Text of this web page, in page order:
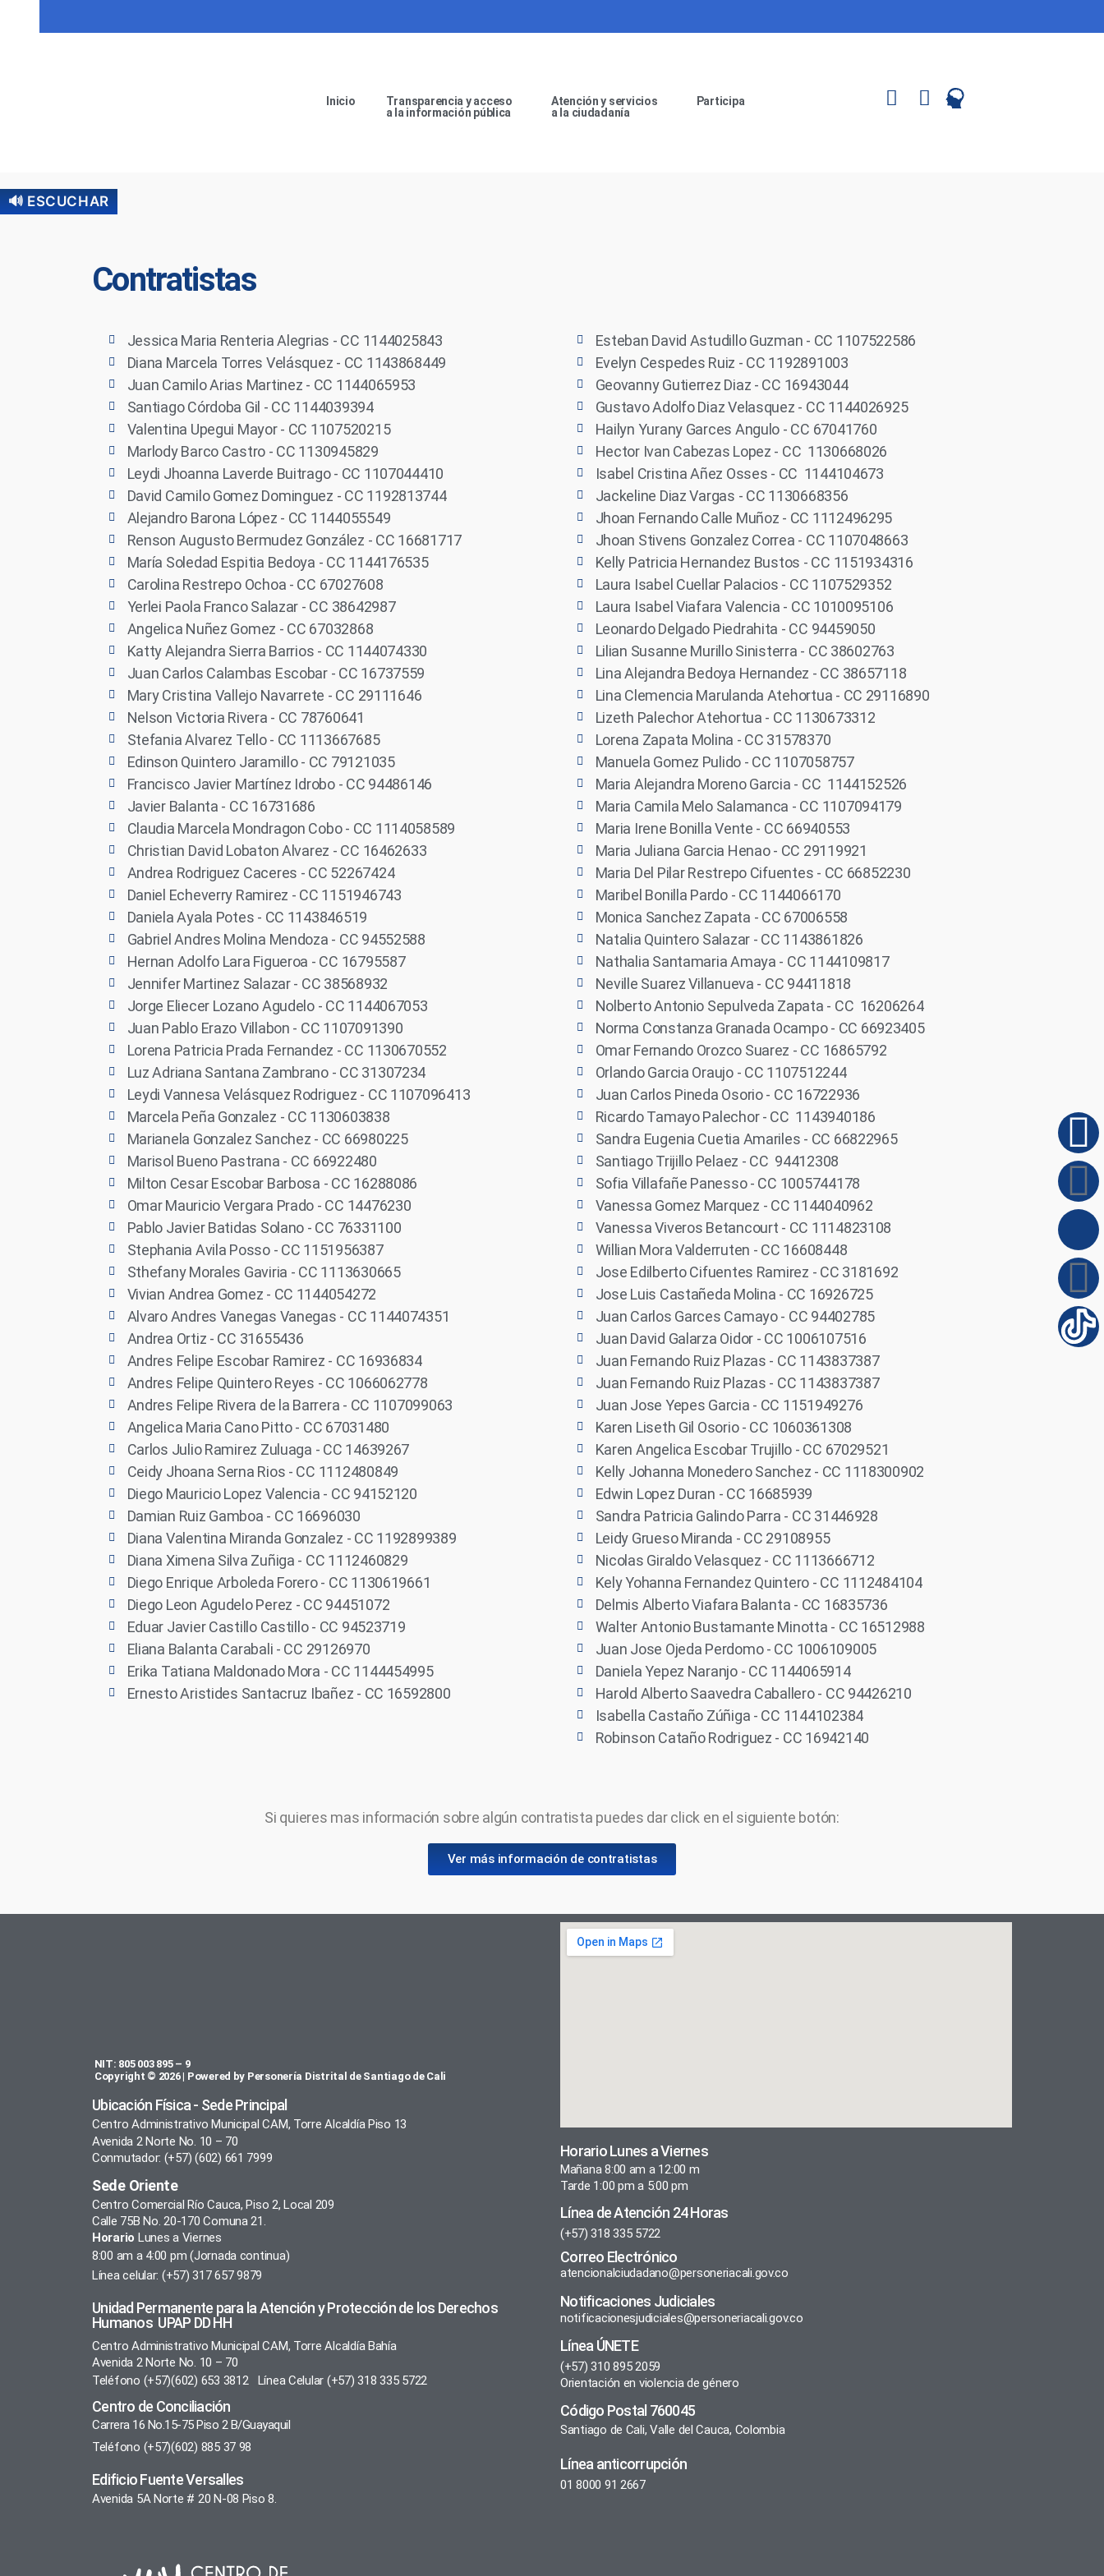
Inicio
Transparencia y acceso
a la información pública
Atención y servicios
a la ciudadanía
Participa
🔊 ESCUCHAR
Contratistas
Jessica Maria Renteria Alegrias - CC 1144025843
Diana Marcela Torres Velásquez - CC 1143868449
Juan Camilo Arias Martinez - CC 1144065953
Santiago Córdoba Gil - CC 1144039394
Valentina Upegui Mayor - CC 1107520215
Marlody Barco Castro - CC 1130945829
Leydi Jhoanna Laverde Buitrago - CC 1107044410
David Camilo Gomez Dominguez - CC 1192813744
Alejandro Barona López - CC 1144055549
Renson Augusto Bermudez González - CC 16681717
María Soledad Espitia Bedoya - CC 1144176535
Carolina Restrepo Ochoa - CC 67027608
Yerlei Paola Franco Salazar - CC 38642987
Angelica Nuñez Gomez - CC 67032868
Katty Alejandra Sierra Barrios - CC 1144074330
Juan Carlos Calambas Escobar - CC 16737559
Mary Cristina Vallejo Navarrete - CC 29111646
Nelson Victoria Rivera - CC 78760641
Stefania Alvarez Tello - CC 1113667685
Edinson Quintero Jaramillo - CC 79121035
Francisco Javier Martínez Idrobo - CC 94486146
Javier Balanta - CC 16731686
Claudia Marcela Mondragon Cobo - CC 1114058589
Christian David Lobaton Alvarez - CC 16462633
Andrea Rodriguez Caceres - CC 52267424
Daniel Echeverry Ramirez - CC 1151946743
Daniela Ayala Potes - CC 1143846519
Gabriel Andres Molina Mendoza - CC 94552588
Hernan Adolfo Lara Figueroa - CC 16795587
Jennifer Martinez Salazar - CC 38568932
Jorge Eliecer Lozano Agudelo - CC 1144067053
Juan Pablo Erazo Villabon - CC 1107091390
Lorena Patricia Prada Fernandez - CC 1130670552
Luz Adriana Santana Zambrano - CC 31307234
Leydi Vannesa Velásquez Rodriguez - CC 1107096413
Marcela Peña Gonzalez - CC 1130603838
Marianela Gonzalez Sanchez - CC 66980225
Marisol Bueno Pastrana - CC 66922480
Milton Cesar Escobar Barbosa - CC 16288086
Omar Mauricio Vergara Prado - CC 14476230
Pablo Javier Batidas Solano - CC 76331100
Stephania Avila Posso - CC 1151956387
Sthefany Morales Gaviria - CC 1113630665
Vivian Andrea Gomez - CC 1144054272
Alvaro Andres Vanegas Vanegas - CC 1144074351
Andrea Ortiz - CC 31655436
Andres Felipe Escobar Ramirez - CC 16936834
Andres Felipe Quintero Reyes - CC 1066062778
Andres Felipe Rivera de la Barrera - CC 1107099063
Angelica Maria Cano Pitto - CC 67031480
Carlos Julio Ramirez Zuluaga - CC 14639267
Ceidy Jhoana Serna Rios - CC 1112480849
Diego Mauricio Lopez Valencia - CC 94152120
Damian Ruiz Gamboa - CC 16696030
Diana Valentina Miranda Gonzalez - CC 1192899389
Diana Ximena Silva Zuñiga - CC 1112460829
Diego Enrique Arboleda Forero - CC 1130619661
Diego Leon Agudelo Perez - CC 94451072
Eduar Javier Castillo Castillo - CC 94523719
Eliana Balanta Carabali - CC 29126970
Erika Tatiana Maldonado Mora - CC 1144454995
Ernesto Aristides Santacruz Ibañez - CC 16592800
Esteban David Astudillo Guzman - CC 1107522586
Evelyn Cespedes Ruiz - CC 1192891003
Geovanny Gutierrez Diaz - CC 16943044
Gustavo Adolfo Diaz Velasquez - CC 1144026925
Hailyn Yurany Garces Angulo - CC 67041760
Hector Ivan Cabezas Lopez - CC 1130668026
Isabel Cristina Añez Osses - CC 1144104673
Jackeline Diaz Vargas - CC 1130668356
Jhoan Fernando Calle Muñoz - CC 1112496295
Jhoan Stivens Gonzalez Correa - CC 1107048663
Kelly Patricia Hernandez Bustos - CC 1151934316
Laura Isabel Cuellar Palacios - CC 1107529352
Laura Isabel Viafara Valencia - CC 1010095106
Leonardo Delgado Piedrahita - CC 94459050
Lilian Susanne Murillo Sinisterra - CC 38602763
Lina Alejandra Bedoya Hernandez - CC 38657118
Lina Clemencia Marulanda Atehortua - CC 29116890
Lizeth Palechor Atehortua - CC 1130673312
Lorena Zapata Molina - CC 31578370
Manuela Gomez Pulido - CC 1107058757
Maria Alejandra Moreno Garcia - CC 1144152526
Maria Camila Melo Salamanca - CC 1107094179
Maria Irene Bonilla Vente - CC 66940553
Maria Juliana Garcia Henao - CC 29119921
Maria Del Pilar Restrepo Cifuentes - CC 66852230
Maribel Bonilla Pardo - CC 1144066170
Monica Sanchez Zapata - CC 67006558
Natalia Quintero Salazar - CC 1143861826
Nathalia Santamaria Amaya - CC 1144109817
Neville Suarez Villanueva - CC 94411818
Nolberto Antonio Sepulveda Zapata - CC 16206264
Norma Constanza Granada Ocampo - CC 66923405
Omar Fernando Orozco Suarez - CC 16865792
Orlando Garcia Oraujo - CC 1107512244
Juan Carlos Pineda Osorio - CC 16722936
Ricardo Tamayo Palechor - CC 1143940186
Sandra Eugenia Cuetia Amariles - CC 66822965
Santiago Trijillo Pelaez - CC 94412308
Sofia Villafañe Panesso - CC 1005744178
Vanessa Gomez Marquez - CC 1144040962
Vanessa Viveros Betancourt - CC 1114823108
Willian Mora Valderruten - CC 16608448
Jose Edilberto Cifuentes Ramirez - CC 3181692
Jose Luis Castañeda Molina - CC 16926725
Juan Carlos Garces Camayo - CC 94402785
Juan David Galarza Oidor - CC 1006107516
Juan Fernando Ruiz Plazas - CC 1143837387
Juan Fernando Ruiz Plazas - CC 1143837387
Juan Jose Yepes Garcia - CC 1151949276
Karen Liseth Gil Osorio - CC 1060361308
Karen Angelica Escobar Trujillo - CC 67029521
Kelly Johanna Monedero Sanchez - CC 1118300902
Edwin Lopez Duran - CC 16685939
Sandra Patricia Galindo Parra - CC 31446928
Leidy Grueso Miranda - CC 29108955
Nicolas Giraldo Velasquez - CC 1113666712
Kely Yohanna Fernandez Quintero - CC 1112484104
Delmis Alberto Viafara Balanta - CC 16835736
Walter Antonio Bustamante Minotta - CC 16512988
Juan Jose Ojeda Perdomo - CC 1006109005
Daniela Yepez Naranjo - CC 1144065914
Harold Alberto Saavedra Caballero - CC 94426210
Isabella Castaño Zúñiga - CC 1144102384
Robinson Cataño Rodriguez - CC 16942140
Si quieres mas información sobre algún contratista puedes dar click en el siguiente botón:
Ver más información de contratistas
NIT: 805 003 895 – 9
Copyright © 2026 | Powered by Personería Distrital de Santiago de Cali
Ubicación Física - Sede Principal
Centro Administrativo Municipal CAM, Torre Alcaldía Piso 13
Avenida 2 Norte No. 10 – 70
Conmutador: (+57) (602) 661 7999
Sede Oriente
Centro Comercial Río Cauca, Piso 2, Local 209
Calle 75B No. 20-170 Comuna 21.
Horario Lunes a Viernes
8:00 am a 4:00 pm (Jornada continua)
Línea celular: (+57) 317 657 9879
Unidad Permanente para la Atención y Protección de los Derechos
Humanos UPAP DD HH
Centro Administrativo Municipal CAM, Torre Alcaldía Bahía
Avenida 2 Norte No. 10 – 70
Teléfono (+57)(602) 653 3812 Línea Celular (+57) 318 335 5722
Centro de Conciliación
Carrera 16 No.15-75 Piso 2 B/Guayaquil
Teléfono (+57)(602) 885 37 98
Edificio Fuente Versalles
Avenida 5A Norte # 20 N-08 Piso 8.
Horario Lunes a Viernes
Mañana 8:00 am a 12:00 m
Tarde 1:00 pm a 5:00 pm
Línea de Atención 24 Horas
(+57) 318 335 5722
Correo Electrónico
atencionalciudadano@personeriacali.gov.co
Notificaciones Judiciales
notificacionesjudiciales@personeriacali.gov.co
Línea ÚNETE
(+57) 310 895 2059
Orientación en violencia de género
Código Postal 760045
Santiago de Cali, Valle del Cauca, Colombia
Línea anticorrupción
01 8000 91 2667